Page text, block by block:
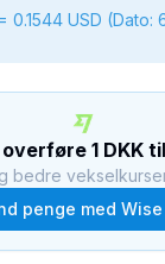
0.1544 USD (Dato:
overføre 1 DKKtil
bedre
penge med Wise